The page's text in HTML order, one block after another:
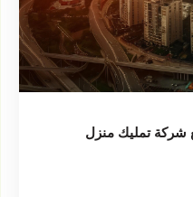
تمليك منزل